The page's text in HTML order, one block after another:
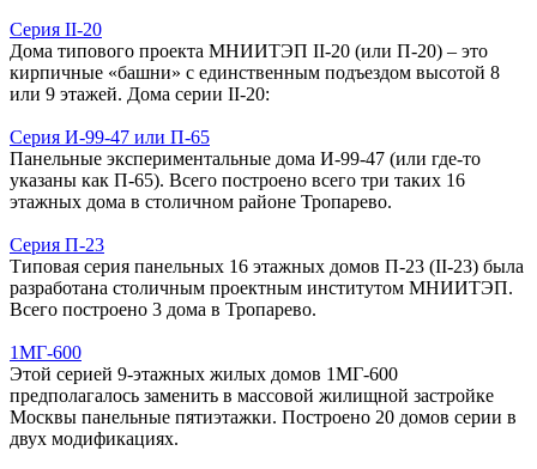
Серия II-20
Дома типового проекта МНИИТЭП II-20 (или П-20) – это
кирпичные «башни» с единственным подъездом высотой 8
или 9 этажей. Дома серии II-20:
Серия И-99-47 или П-65
Панельные экспериментальные дома И-99-47 (или где-то
указаны как П-65). Всего построено всего три таких 16
этажных дома в столичном районе Тропарево.
Серия П-23
Типовая серия панельных 16 этажных домов П-23 (II-23) была
разработана столичным проектным институтом МНИИТЭП.
Всего построено 3 дома в Тропарево.
1МГ-600
Этой серией 9-этажных жилых домов 1МГ-600
предполагалось заменить в массовой жилищной застройке
Москвы панельные пятиэтажки. Построено 20 домов серии в
двух модификациях.